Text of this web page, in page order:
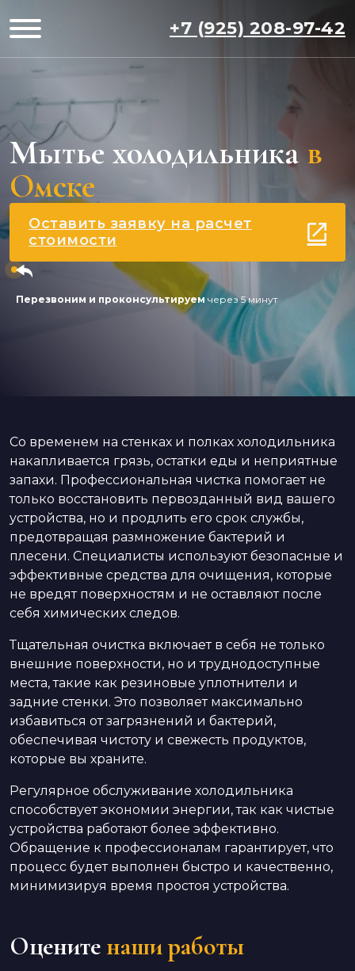
+7 (925) 208-97-42
Мытье холодильника в
Омске
Оставить заявку на расчет
стоимости
Перезвоним и проконсультируем через 5 минут
Со временем на стенках и полках холодильника
накапливается грязь, остатки еды и неприятные
запахи. Профессиональная чистка помогает не
только восстановить первозданный вид вашего
устройства, но и продлить его срок службы,
предотвращая размножение бактерий и
плесени. Специалисты используют безопасные и
эффективные средства для очищения, которые
не вредят поверхностям и не оставляют после
себя химических следов.
Тщательная очистка включает в себя не только
внешние поверхности, но и труднодоступные
места, такие как резиновые уплотнители и
задние стенки. Это позволяет максимально
избавиться от загрязнений и бактерий,
обеспечивая чистоту и свежесть продуктов,
которые вы храните.
Регулярное обслуживание холодильника
способствует экономии энергии, так как чистые
устройства работают более эффективно.
Обращение к профессионалам гарантирует, что
процесс будет выполнен быстро и качественно,
минимизируя время простоя устройства.
Оцените наши работы